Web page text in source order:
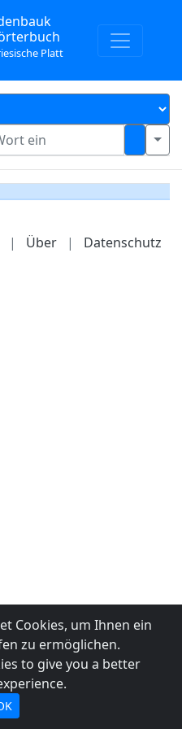
Platt
| Über | Datenschutz
Cookies, um Ihnen ein
zu ermöglichen.
to give you a better